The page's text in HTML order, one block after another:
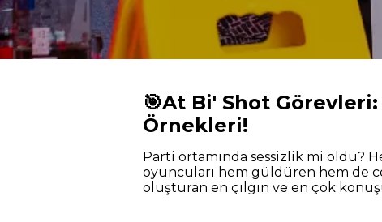
🎯At Bi' Shot
Örnekleri!
Parti ortamında sessizlik mi oldu?
oyuncuları hem güldüren hem de
oluşturan en çılgın ve en çok